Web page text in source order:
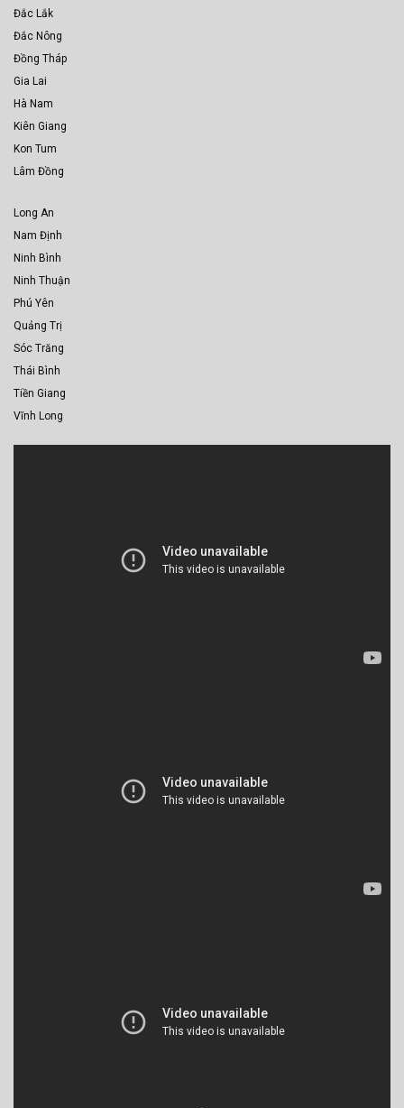
Đắc Lắk
Đắc Nông
Đồng Tháp
Gia Lai
Hà Nam
Kiên Giang
Kon Tum
Lâm Đồng
Long An
Nam Định
Ninh Bình
Ninh Thuận
Phú Yên
Quảng Trị
Sóc Trăng
Thái Bình
Tiền Giang
Vĩnh Long